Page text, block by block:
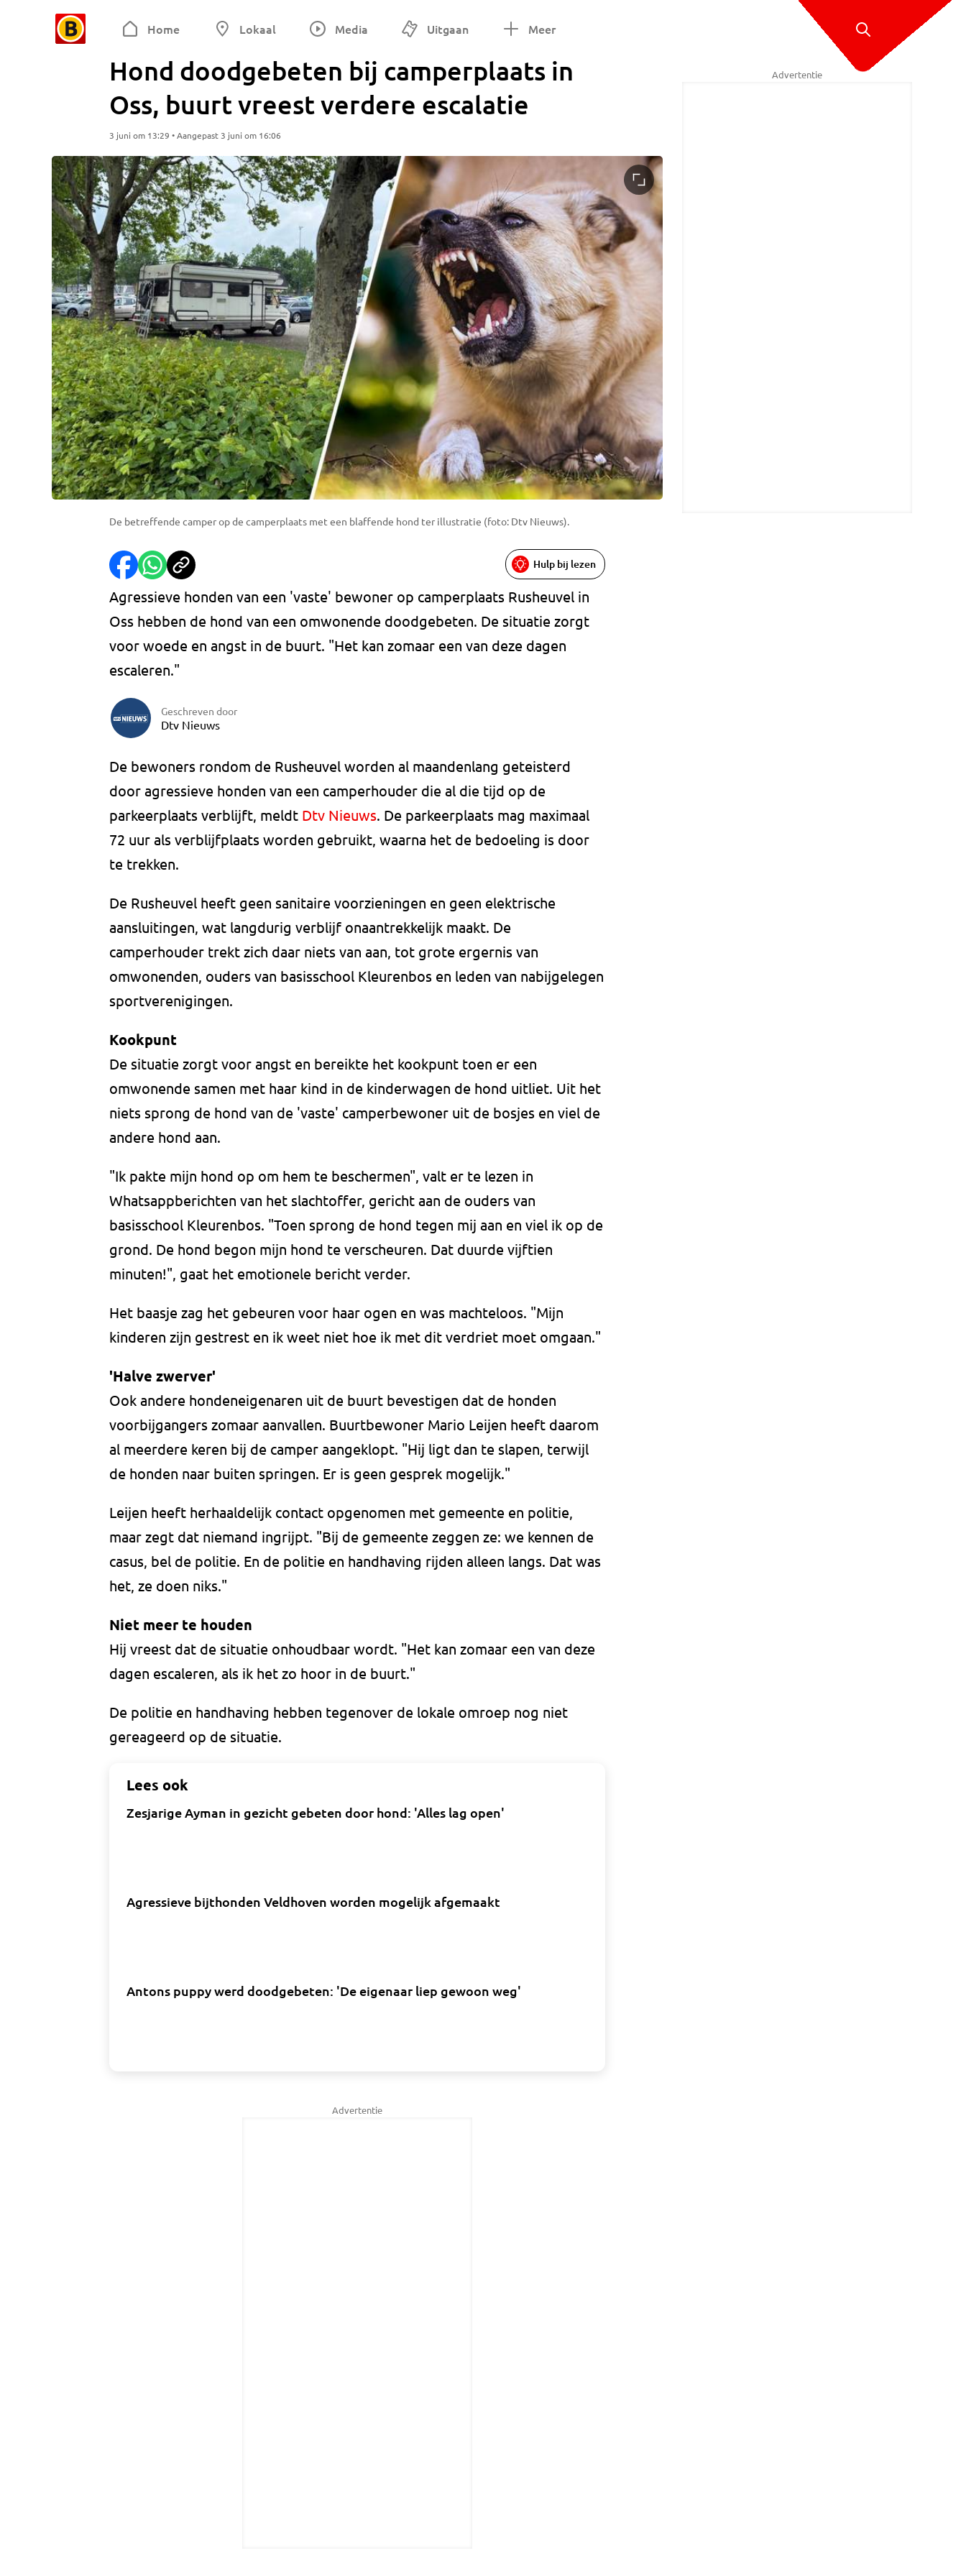
Home Lokaal Media Uitgaan Meer
Hond doodgebeten bij camperplaats in
Oss, buurt vreest verdere escalatie
3 juni om 13:29 • Aangepast 3 juni om 16:06
De betreffende camper op de camperplaats met een blaffende hond ter illustratie (foto: Dtv Nieuws).
Hulp bij lezen
Agressieve honden van een 'vaste' bewoner op camperplaats Rusheuvel in
Oss hebben de hond van een omwonende doodgebeten. De situatie zorgt
voor woede en angst in de buurt. "Het kan zomaar een van deze dagen
escaleren."
Geschreven door
Dtv Nieuws
De bewoners rondom de Rusheuvel worden al maandenlang geteisterd
door agressieve honden van een camperhouder die al die tijd op de
parkeerplaats verblijft, meldt Dtv Nieuws. De parkeerplaats mag maximaal
72 uur als verblijfplaats worden gebruikt, waarna het de bedoeling is door
te trekken.
De Rusheuvel heeft geen sanitaire voorzieningen en geen elektrische
aansluitingen, wat langdurig verblijf onaantrekkelijk maakt. De
camperhouder trekt zich daar niets van aan, tot grote ergernis van
omwonenden, ouders van basisschool Kleurenbos en leden van nabijgelegen
sportverenigingen.
Kookpunt
De situatie zorgt voor angst en bereikte het kookpunt toen er een
omwonende samen met haar kind in de kinderwagen de hond uitliet. Uit het
niets sprong de hond van de 'vaste' camperbewoner uit de bosjes en viel de
andere hond aan.
"Ik pakte mijn hond op om hem te beschermen", valt er te lezen in
Whatsappberichten van het slachtoffer, gericht aan de ouders van
basisschool Kleurenbos. "Toen sprong de hond tegen mij aan en viel ik op de
grond. De hond begon mijn hond te verscheuren. Dat duurde vijftien
minuten!", gaat het emotionele bericht verder.
Het baasje zag het gebeuren voor haar ogen en was machteloos. "Mijn
kinderen zijn gestrest en ik weet niet hoe ik met dit verdriet moet omgaan."
'Halve zwerver'
Ook andere hondeneigenaren uit de buurt bevestigen dat de honden
voorbijgangers zomaar aanvallen. Buurtbewoner Mario Leijen heeft daarom
al meerdere keren bij de camper aangeklopt. "Hij ligt dan te slapen, terwijl
de honden naar buiten springen. Er is geen gesprek mogelijk."
Leijen heeft herhaaldelijk contact opgenomen met gemeente en politie,
maar zegt dat niemand ingrijpt. "Bij de gemeente zeggen ze: we kennen de
casus, bel de politie. En de politie en handhaving rijden alleen langs. Dat was
het, ze doen niks."
Niet meer te houden
Hij vreest dat de situatie onhoudbaar wordt. "Het kan zomaar een van deze
dagen escaleren, als ik het zo hoor in de buurt."
De politie en handhaving hebben tegenover de lokale omroep nog niet
gereageerd op de situatie.
Lees ook
Zesjarige Ayman in gezicht gebeten door hond: 'Alles lag open'
Agressieve bijthonden Veldhoven worden mogelijk afgemaakt
Antons puppy werd doodgebeten: 'De eigenaar liep gewoon weg'
Advertentie
Advertentie